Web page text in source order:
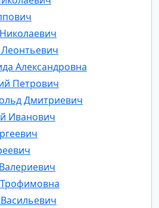
Александровна
Петрович
Дмитриевич
Иванович